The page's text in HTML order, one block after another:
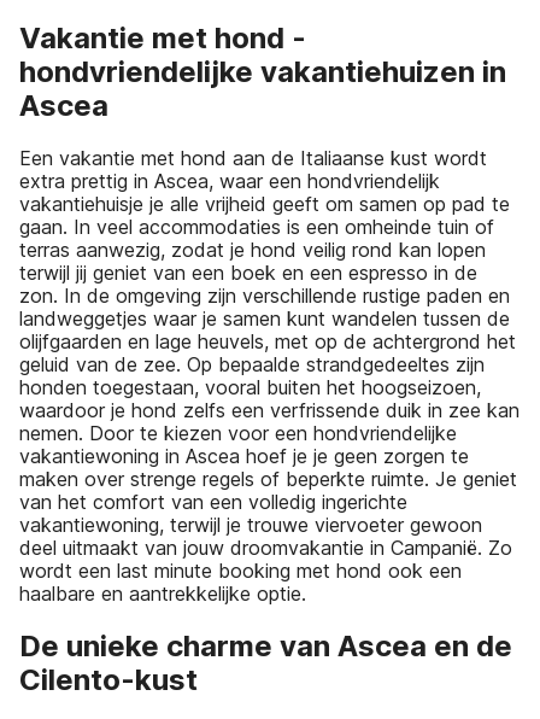
Vakantie met hond -
hondvriendelijke vakantiehuizen in
Ascea
Een vakantie met hond aan de Italiaanse kust wordt
extra prettig in Ascea, waar een hondvriendelijk
vakantiehuisje je alle vrijheid geeft om samen op pad te
gaan. In veel accommodaties is een omheinde tuin of
terras aanwezig, zodat je hond veilig rond kan lopen
terwijl jij geniet van een boek en een espresso in de
zon. In de omgeving zijn verschillende rustige paden en
landweggetjes waar je samen kunt wandelen tussen de
olijfgaarden en lage heuvels, met op de achtergrond het
geluid van de zee. Op bepaalde strandgedeeltes zijn
honden toegestaan, vooral buiten het hoogseizoen,
waardoor je hond zelfs een verfrissende duik in zee kan
nemen. Door te kiezen voor een hondvriendelijke
vakantiewoning in Ascea hoef je je geen zorgen te
maken over strenge regels of beperkte ruimte. Je geniet
van het comfort van een volledig ingerichte
vakantiewoning, terwijl je trouwe viervoeter gewoon
deel uitmaakt van jouw droomvakantie in Campanië. Zo
wordt een last minute booking met hond ook een
haalbare en aantrekkelijke optie.
De unieke charme van Ascea en de
Cilento-kust